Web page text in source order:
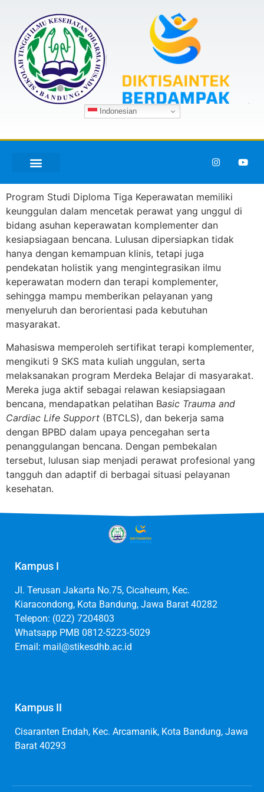
Indonesian
Program Studi Diploma Tiga Keperawatan memiliki
keunggulan dalam mencetak perawat yang unggul di
bidang asuhan keperawatan komplementer dan
kesiapsiagaan bencana. Lulusan dipersiapkan tidak
hanya dengan kemampuan klinis, tetapi juga
pendekatan holistik yang mengintegrasikan ilmu
keperawatan modern dan terapi komplementer,
sehingga mampu memberikan pelayanan yang
menyeluruh dan berorientasi pada kebutuhan
masyarakat.
Mahasiswa memperoleh sertifikat terapi komplementer,
mengikuti 9 SKS mata kuliah unggulan, serta
melaksanakan program Merdeka Belajar di masyarakat.
Mereka juga aktif sebagai relawan kesiapsiagaan
bencana, mendapatkan pelatihan Basic Trauma and
Cardiac Life Support (BTCLS), dan bekerja sama
dengan BPBD dalam upaya pencegahan serta
penanggulangan bencana. Dengan pembekalan
tersebut, lulusan siap menjadi perawat profesional yang
tangguh dan adaptif di berbagai situasi pelayanan
kesehatan.
Kampus I
Jl. Terusan Jakarta No.75, Cicaheum, Kec.
Kiaracondong, Kota Bandung, Jawa Barat 40282
Telepon: (022) 7204803
Whatsapp PMB 0812-5223-5029
Email: mail@stikesdhb.ac.id
Kampus II
Cisaranten Endah, Kec. Arcamanik, Kota Bandung, Jawa
Barat 40293